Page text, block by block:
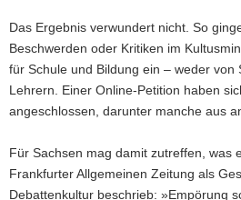
Das Ergebnis verwundert nicht. So
Beschwerden oder Kritiken im
für Schule und Bildung ein – weder von
Lehrern. Einer Online-Petition haben
angeschlossen, darunter manche aus
Für Sachsen mag damit zutreffen, was
Frankfurter Allgemeinen Zeitung als
Debattenkultur beschrieb: »Empörung